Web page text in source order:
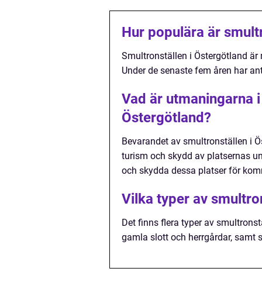
Hur populära är
Smultronställen i Östergötland är
Under de senaste fem åren har
Vad är utmaningarna
Östergötland?
Bevarandet av smultronställen i
turism och skydd av platsernas
och skydda dessa platser för
Vilka typer av
Det finns flera typer av
gamla slott och herrgårdar, samt